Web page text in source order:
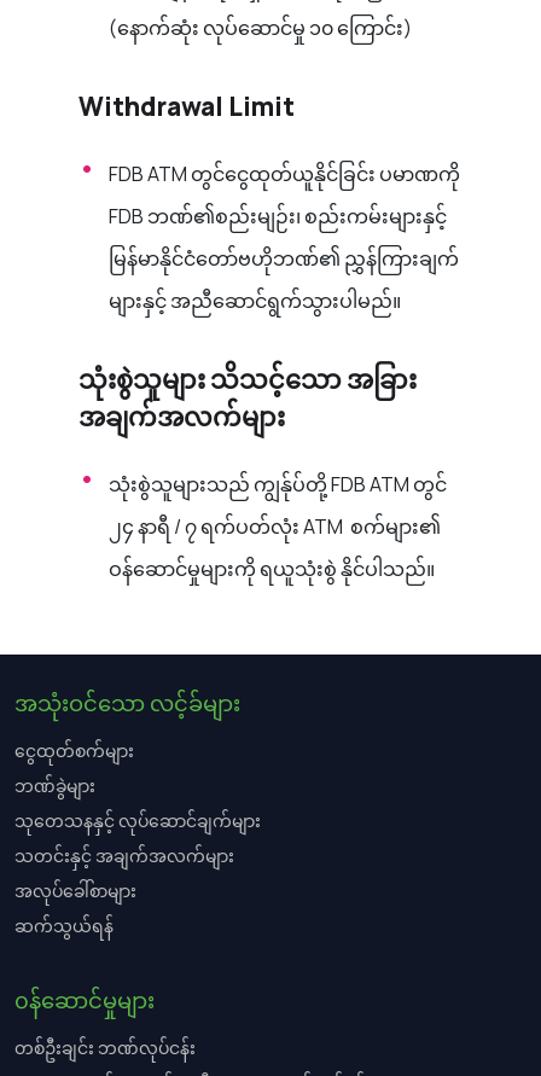
(နောက်ဆုံး လုပ်ဆောင်မှု ၁၀ ကြောင်း)
Withdrawal Limit
FDB ATM တွင်ငွေထုတ်ယူနိုင်ခြင်း ပမာဏကို
FDB ဘဏ်၏စည်းမျဉ်း၊ စည်းကမ်းများနှင့်
မြန်မာနိုင်ငံတော်ဗဟိုဘဏ်၏ ညွှန်ကြားချက်
များနှင့် အညီဆောင်ရွက်သွားပါမည်။
သုံးစွဲသူများ သိသင့်သော အခြား
အချက်အလက်များ
သုံးစွဲသူများသည် ကျွန်ုပ်တို့ FDB ATM တွင်
၂၄ နာရီ / ၇ ရက်ပတ်လုံးATM စက်များ၏
ဝန်ဆောင်မှုများကို ရယူသုံးစွဲ နိုင်ပါသည်။
အသုံးဝင်သော လင့်ခ်များ
ငွေထုတ်စက်များ
ဘဏ်ခွဲများ
သုတေသနနှင့် လုပ်ဆောင်ချက်များ
သတင်းနှင့် အချက်အလက်များ
အလုပ်ခေါ်စာများ
ဆက်သွယ်ရန်
၀န်ဆောင်မှုများ
တစ်ဦးချင်း ဘဏ်လုပ်ငန်း